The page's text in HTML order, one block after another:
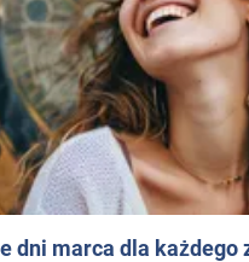
dni marca dla każdego